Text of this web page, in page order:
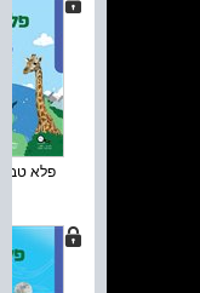
פלא